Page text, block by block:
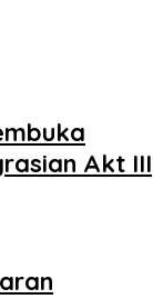
Akt III